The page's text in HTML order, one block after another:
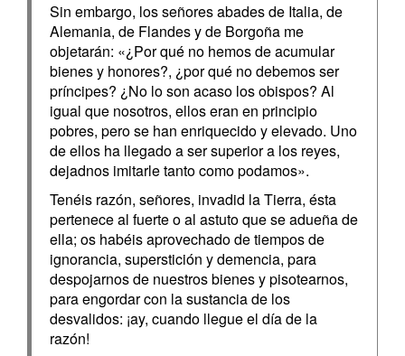
Sin embargo, los señores abades de Italia, de
Alemania, de Flandes y de Borgoña me
objetarán: «¿Por qué no hemos de acumular
bienes y honores?, ¿por qué no debemos ser
príncipes? ¿No lo son acaso los obispos? Al
igual que nosotros, ellos eran en principio
pobres, pero se han enriquecido y elevado. Uno
de ellos ha llegado a ser superior a los reyes,
dejadnos imitarle tanto como podamos».
Tenéis razón, señores, invadid la Tierra, ésta
pertenece al fuerte o al astuto que se adueña de
ella; os habéis aprovechado de tiempos de
ignorancia, superstición y demencia, para
despojarnos de nuestros bienes y pisotearnos,
para engordar con la sustancia de los
desvalidos: ¡ay, cuando llegue el día de la
razón!